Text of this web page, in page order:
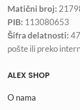
Matični broj:
PIB: 113080653
Šifra delatnosti:
pošte ili preko
ALEX SHOP
O nama